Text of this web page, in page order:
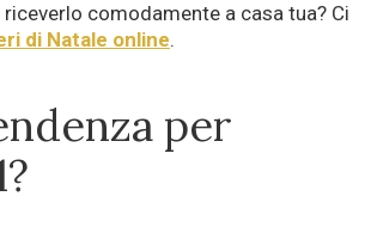
riceverlo comodamente a casa tua? Ci
di Natale online.
per